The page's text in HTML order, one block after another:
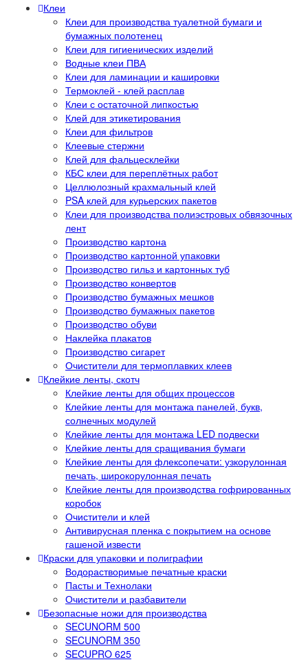
Клеи
Клеи для производства туалетной бумаги и
бумажных полотенец
Клеи для гигиенических изделий
Водные клеи ПВА
Клеи для ламинации и кашировки
Термоклей - клей расплав
Клеи с остаточной липкостью
Клей для этикетирования
Клеи для фильтров
Клеевые стержни
Клей для фальцесклейки
КБС клеи для переплётных работ
Целлюлозный крахмальный клей
PSA клей для курьерских пакетов
Клеи для производства полиэстровых обвязочных
лент
Производство картона
Производство картонной упаковки
Производство гильз и картонных туб
Производство конвертов
Производство бумажных мешков
Производство бумажных пакетов
Производство обуви
Наклейка плакатов
Производство сигарет
Очистители для термоплавких клеев
Клейкие ленты, скотч
Клейкие ленты для общих процессов
Клейкие ленты для монтажа панелей, букв,
солнечных модулей
Клейкие ленты для монтажа LED подвески
Клейкие ленты для сращивания бумаги
Клейкие ленты для флексопечати: узкорулонная
печать, широкорулонная печать
Клейкие ленты для производства гофрированных
коробок
Очистители и клей
Антивирусная пленка с покрытием на основе
гашеной извести
Краски для упаковки и полиграфии
Водорастворимые печатные краски
Пасты и Технолаки
Очистители и разбавители
Безопасные ножи для производства
SECUNORM 500
SECUNORM 350
SECUPRO 625